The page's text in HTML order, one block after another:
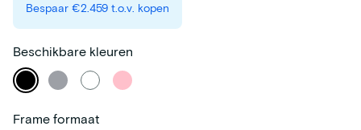
Bespaar €2.459 t.o.v. kopen
Beschikbare kleuren
Frame formaat